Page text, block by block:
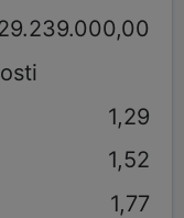
1,29
1,52
1,77